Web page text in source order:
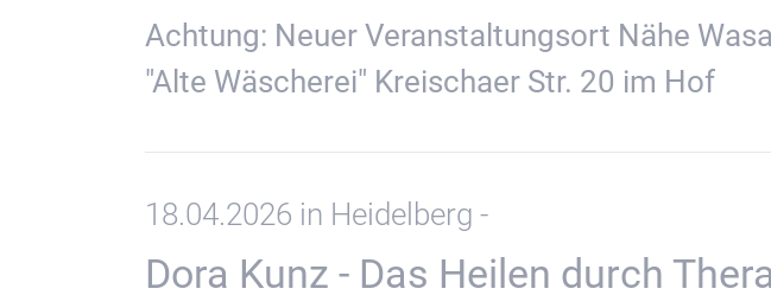
Achtung: Neuer Veranstaltungsort Nähe
"Alte Wäscherei" Kreischaer Str. 20 im Hof
18.04.2026 in Heidelberg -
Dora Kunz - Das Heilen durch